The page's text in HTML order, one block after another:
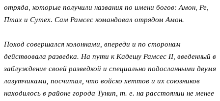
отряда, которые получили названия по имени богов: Амон, Ре,
Птах и Сутех. Сам Рамсес командовал отрядом Амон.
Поход совершался колоннами, впереди и по сторонам
действовала разведка. На пути к Кадешу Рамсес II, введенный в
заблуждение своей разведкой и специально подосланными двумя
лазутчиками, посчитал, что войско хеттов и их союзников
находилось в районе города Тунип, т. е. на расстоянии не менее